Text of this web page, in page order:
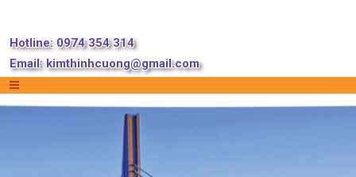
Hotline: 0974 354 314
Email:kimthinhcuong@gmail.com